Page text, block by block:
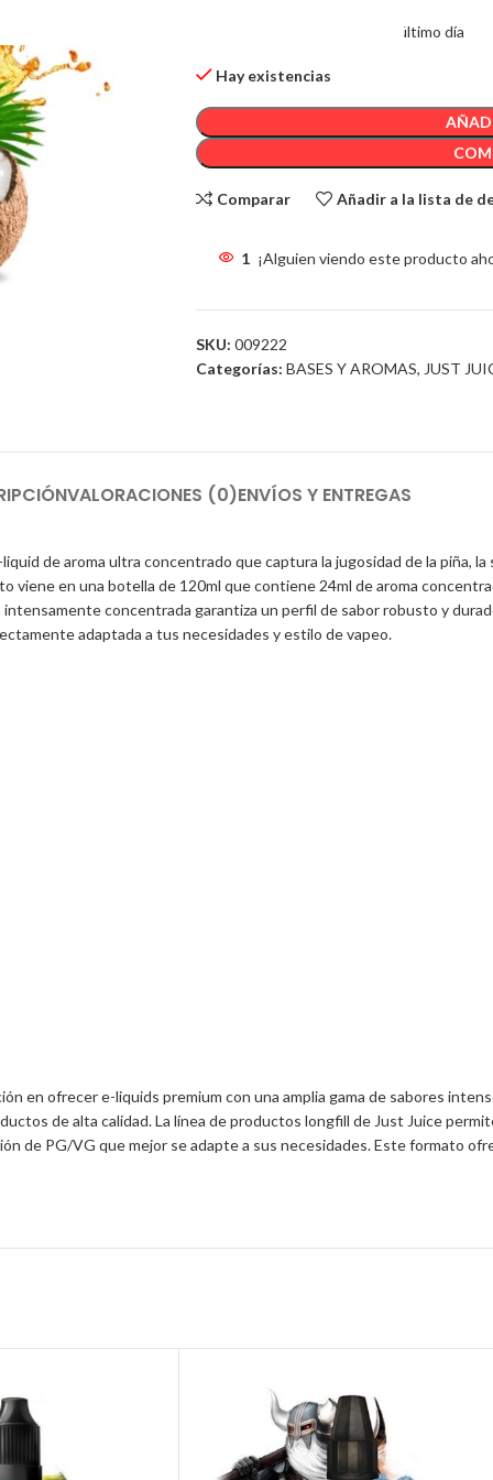
Artículos Vendido en el último día
Hay existencias
Comparar Añadir a la lista de
1 ¡Alguien viendo este producto
SKU: 009222
Categorías: BASES Y AROMAS, JUST
VALORACIONES (0)ENVÍOS Y ENTREGAS
de aroma ultra concentrado que captura la jugosidad de la piña,
en una botella de 120ml que contiene 24ml de aroma
concentrada garantiza un perfil de sabor robusto y
adaptada a tus necesidades y estilo de vapeo.
en ofrecer e-liquids premium con una amplia gama de sabores
de alta calidad. La línea de productos longfill de Just Juice
de PG/VG que mejor se adapte a sus necesidades. Este formato